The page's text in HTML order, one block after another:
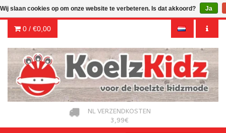
0 / €0,00
NL VERZENDKOSTEN
3,99€
Wij slaan cookies op om onze website te verbeteren. Is dat akkoord? Ja